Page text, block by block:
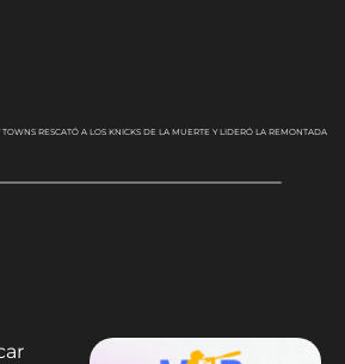
RESCATÓ A LOS KNICKS DE LA MUERTE Y LIDERÓ LA REMONTADA